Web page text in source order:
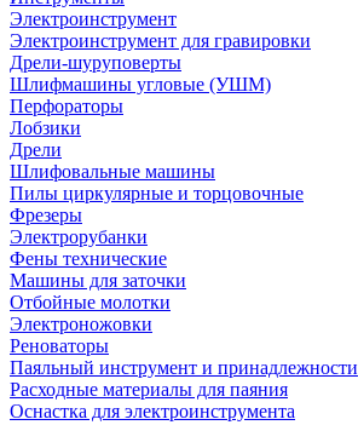
Электроинструмент
Электроинструмент для гравировки
Дрели-шуруповерты
Шлифмашины угловые (УШМ)
Перфораторы
Лобзики
Дрели
Шлифовальные машины
Пилы циркулярные и торцовочные
Фрезеры
Электрорубанки
Фены технические
Машины для заточки
Отбойные молотки
Электроножовки
Реноваторы
Паяльный инструмент и принадлежности
Расходные материалы для паяния
Оснастка для электроинструмента